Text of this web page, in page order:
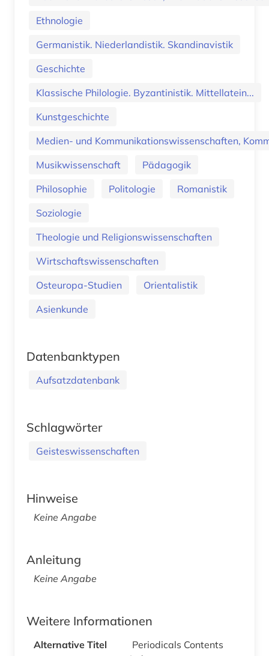
Ethnologie
Germanistik. Niederlandistik. Skandinavistik
Geschichte
Klassische Philologie. Byzantinistik. Mittellatein...
Kunstgeschichte
Medien- und Kommunikationswissenschaften,
Musikwissenschaft
Pädagogik
Philosophie
Politologie
Romanistik
Soziologie
Theologie und Religionswissenschaften
Wirtschaftswissenschaften
Osteuropa-Studien
Orientalistik
Asienkunde
Datenbanktypen
Aufsatzdatenbank
Schlagwörter
Geisteswissenschaften
Hinweise
Keine Angabe
Anleitung
Keine Angabe
Weitere Informationen
Alternative Titel
Periodicals Contents